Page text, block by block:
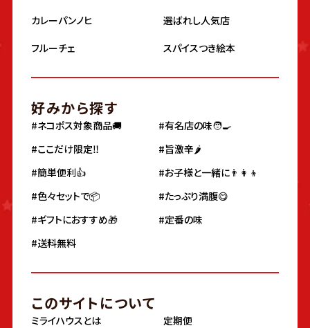
カレーパンノヒ
選ばれし人気店
フルーチェ
スパイスつき絵本
好みから探す
#ネコポス対象商品🚚
#有名店の味🧑‍🍳
#ここだけ限定‼️
#旨激辛🌶
#簡単便利👍
#お子様と一緒に👨‍👩‍👦
#色々セットで📦
#たっぷり満腹😋
#ギフトにおすすめ🎁
#定番の味
#送料無料
このサイトについて
ミライハウスとは
定期便